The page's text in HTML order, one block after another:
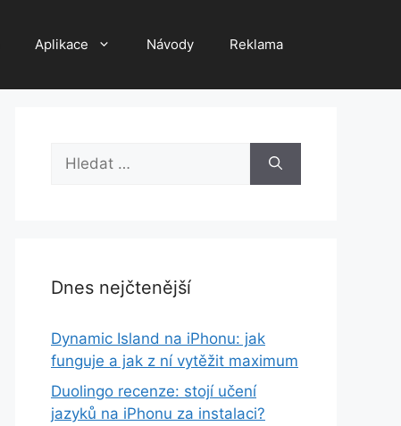
Aplikace Návody Reklama
Hledat:
Dnes nejčtenější
Dynamic Island na iPhonu: jak
funguje a jak z ní vytěžit maximum
Duolingo recenze: stojí učení
jazyků na iPhonu za instalaci?